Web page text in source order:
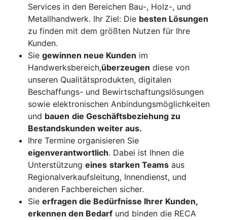
Services in den Bereichen Bau-, Holz-, und
Metallhandwerk. Ihr Ziel: Die besten Lösungen
zu finden mit dem größten Nutzen für Ihre
Kunden.
Sie gewinnen neue Kunden im
Handwerksbereich,überzeugen diese von
unseren Qualitätsprodukten, digitalen
Beschaffungs- und Bewirtschaftungslösungen
sowie elektronischen Anbindungsmöglichkeiten
und bauen die Geschäftsbeziehung zu
Bestandskunden weiter aus.
Ihre Termine organisieren Sie
eigenverantwortlich. Dabei ist Ihnen die
Unterstützung eines starken Teams aus
Regionalverkaufsleitung, Innendienst, und
anderen Fachbereichen sicher.
Sie erfragen die Bedürfnisse Ihrer Kunden,
erkennen den Bedarf und binden die RECA